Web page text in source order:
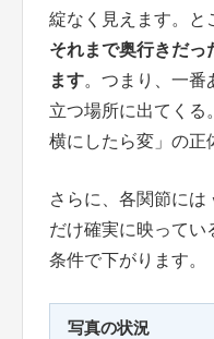
綻なく見えます。と
それまで奥行きだっ
ます。つまり、一番
立つ場所に出てくる
横にしたら変」の正
さらに、各関節には
だけ確実に映って
条件で下がります。
写真の状況